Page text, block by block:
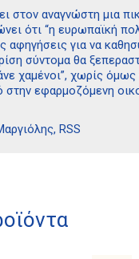
στον αναγνώστη μια
ότι “η ευρωπαϊκή
αφηγήσεις για να
σύντομα θα
χαμένοι”, χωρίς όμως
στην εφαρμοζόμενη
RSS
21 1750 8340